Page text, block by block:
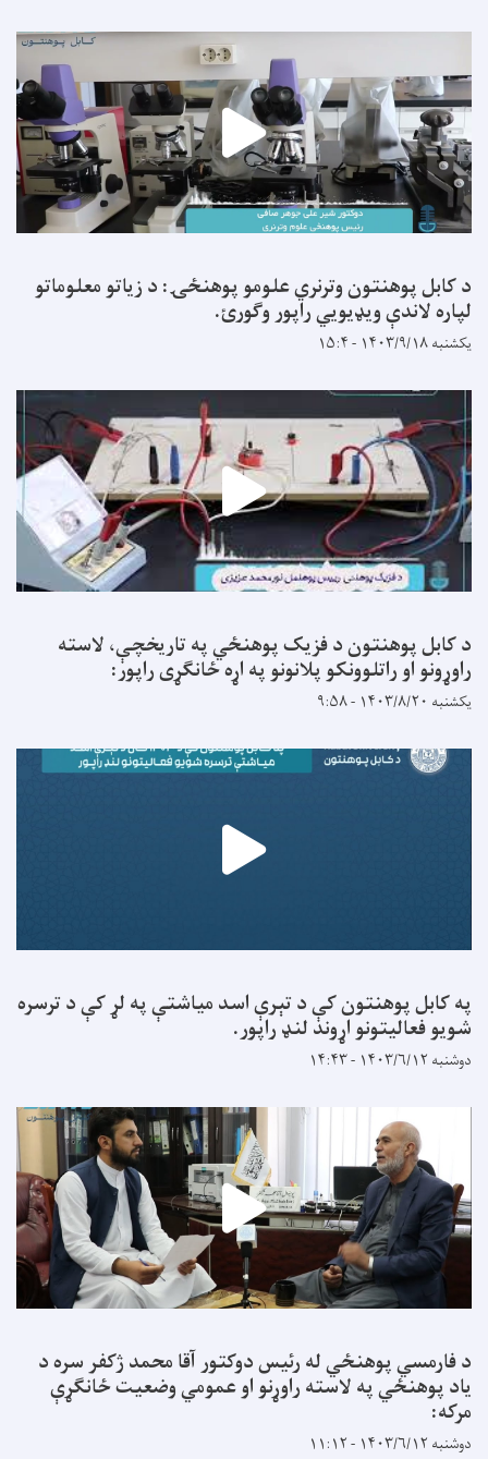
د کابل پوهنتون وترنري علومو پوهنځۍ: د زیاتو معلوماتو
لپاره لاندې ویډیويي راپور وګورئ.
یکشنبه ۱۴۰۳/۹/۱۸ - ۱۵:۴
د کابل پوهنتون د فزیک پوهنځي په تاریخچې، لاسته
راوړونو او راتلوونکو پلانونو په اړه ځانګړی راپور:
یکشنبه ۱۴۰۳/۸/۲۰ - ۹:۵۸
په کابل پوهنتون کې د تېرې اسد میاشتې په لړ کې د ترسره
شویو فعالیتونو اړوند لنډ راپور.
دوشنبه ۱۴۰۳/۶/۱۲ - ۱۴:۴۳
د فارمسي پوهنځي له رئیس دوکتور آقا محمد ژکفر سره د
یاد پوهنځي په لاسته راوړنو او عمومي وضعیت ځانګړې
مرکه:
دوشنبه ۱۴۰۳/۶/۱۲ - ۱۱:۱۲